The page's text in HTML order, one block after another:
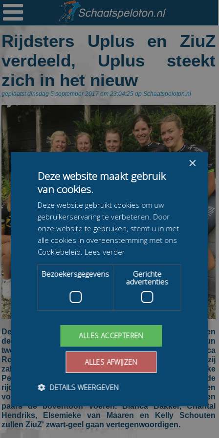

Rijdsters Uplus en ZiuZ
verdeeld, Uplus steekt
zich in het nieuw
geplaatst dinsdag 5 september 2017 om 23:04:25 op Schaatspeloton.nl
De twee samenwerkende ploegen Uplus en Ziuz hebben
de negen rijdsters die ze al vast hadden liggen over hun
twee teams verdeeld. Vorige maand maakte Bianca
Roosenboom al bekend voor Uplus te zullen uitkomen, zij
zal dat doen samen met Leonie Lubbinge, Nynke
Pellikaan en Sharon Hendriks, Berber Vonk zal als vijfde
rijdster voor deze ploeg actief zijn. Dit zal gebeuren in een
volledig nieuw pakontwerp waarin zwart, oranje, roze en
paars de boventoon voeren. Bianca Bakker, Chantal
Hendriks, Elsemieke van Maaren en Kelly Schouten
zullen ZiuZ' zwart-geel gaan vertegenwoordigen.
×
Deze website maakt gebruik
van cookies.
Deze website gebruikt cookies om uw
gebruikerservaring te verbeteren. Door
onze website te gebruiken, stemt u in met
alle cookies in overeenstemming met ons
Cookiebeleid. Lees verder
Bezoekersgegevens
Gerichte
advertenties
ALLES ACCEPTEREN
ALLES AFWIJZEN
DETAILS WEERGEVEN
Bezoekersgegevens Gerichte advertenties